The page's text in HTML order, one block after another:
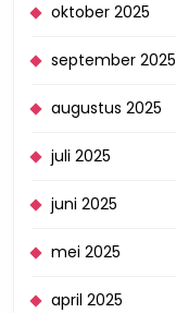
oktober 2025
september 2025
augustus 2025
juli 2025
juni 2025
mei 2025
april 2025